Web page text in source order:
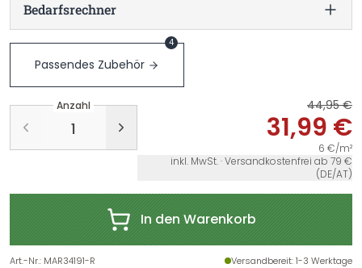
Bedarfsrechner
Passendes Zubehör
4
Anzahl 44,95 €
31,99 €
6 €/m²
inkl. MwSt. · Versandkostenfrei ab 79 €
(DE/AT)
In den Warenkorb
Art.-Nr.: MAR34191-R Versandbereit: 1-3 Werktage